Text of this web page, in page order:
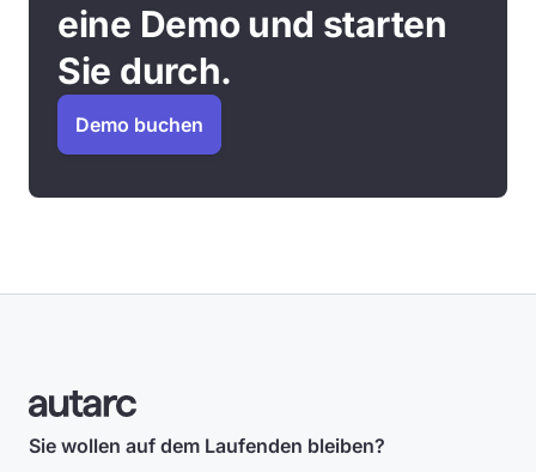
eine Demo und starten
Sie durch.
Demo buchen
Sie wollen auf dem Laufenden bleiben?